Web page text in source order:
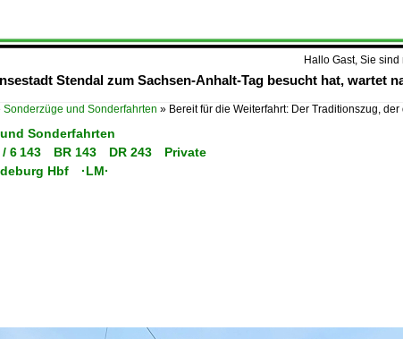
Hallo Gast, Sie
Stendal zum Sachsen-Anhalt-Tag besucht hat, wartet
Sonderzüge und Sonderfahrten » Bereit für die Weiterfahrt: Der Traditionszug, der
Sonderfahrten
/ 6 143 BR 143 DR 243 Private
Hbf ·LM·